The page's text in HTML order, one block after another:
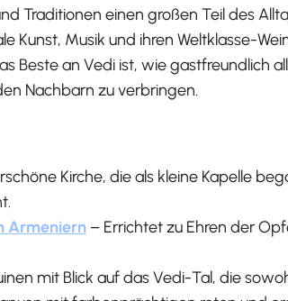
Traditionen einen großen Teil des
Kunst, Musik und ihren Weltklasse-
Beste an Vedi ist, wie gastfreundlich
Nachbarn zu verbringen.
Kirche, die als kleine Kapelle
Armeniern – Errichtet zu Ehren der
mit Blick auf das Vedi-Tal, die